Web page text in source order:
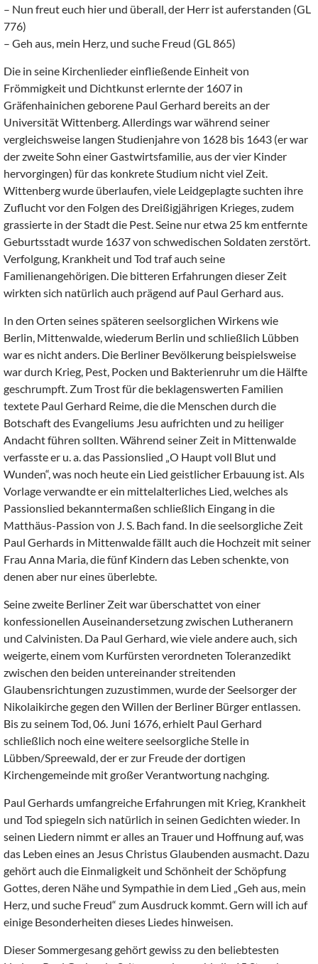
– Nun freut euch hier und überall, der Herr ist auferstanden (GL
776)
– Geh aus, mein Herz, und suche Freud (GL 865)
Die in seine Kirchenlieder einfließende Einheit von
Frömmigkeit und Dichtkunst erlernte der 1607 in
Gräfenhainichen geborene Paul Gerhard bereits an der
Universität Wittenberg. Allerdings war während seiner
vergleichsweise langen Studienjahre von 1628 bis 1643 (er war
der zweite Sohn einer Gastwirtsfamilie, aus der vier Kinder
hervorgingen) für das konkrete Studium nicht viel Zeit.
Wittenberg wurde überlaufen, viele Leidgeplagte suchten ihre
Zuflucht vor den Folgen des Dreißigjährigen Krieges, zudem
grassierte in der Stadt die Pest. Seine nur etwa 25 km entfernte
Geburtsstadt wurde 1637 von schwedischen Soldaten zerstört.
Verfolgung, Krankheit und Tod traf auch seine
Familienangehörigen. Die bitteren Erfahrungen dieser Zeit
wirkten sich natürlich auch prägend auf Paul Gerhard aus.
In den Orten seines späteren seelsorglichen Wirkens wie
Berlin, Mittenwalde, wiederum Berlin und schließlich Lübben
war es nicht anders. Die Berliner Bevölkerung beispielsweise
war durch Krieg, Pest, Pocken und Bakterienruhr um die Hälfte
geschrumpft. Zum Trost für die beklagenswerten Familien
textete Paul Gerhard Reime, die die Menschen durch die
Botschaft des Evangeliums Jesu aufrichten und zu heiliger
Andacht führen sollten. Während seiner Zeit in Mittenwalde
verfasste er u. a. das Passionslied „O Haupt voll Blut und
Wunden“, was noch heute ein Lied geistlicher Erbauung ist. Als
Vorlage verwandte er ein mittelalterliches Lied, welches als
Passionslied bekanntermaßen schließlich Eingang in die
Matthäus-Passion von J. S. Bach fand. In die seelsorgliche Zeit
Paul Gerhards in Mittenwalde fällt auch die Hochzeit mit seiner
Frau Anna Maria, die fünf Kindern das Leben schenkte, von
denen aber nur eines überlebte.
Seine zweite Berliner Zeit war überschattet von einer
konfessionellen Auseinandersetzung zwischen Lutheranern
und Calvinisten. Da Paul Gerhard, wie viele andere auch, sich
weigerte, einem vom Kurfürsten verordneten Toleranzedikt
zwischen den beiden untereinander streitenden
Glaubensrichtungen zuzustimmen, wurde der Seelsorger der
Nikolaikirche gegen den Willen der Berliner Bürger entlassen.
Bis zu seinem Tod, 06. Juni 1676, erhielt Paul Gerhard
schließlich noch eine weitere seelsorgliche Stelle in
Lübben/Spreewald, der er zur Freude der dortigen
Kirchengemeinde mit großer Verantwortung nachging.
Paul Gerhards umfangreiche Erfahrungen mit Krieg, Krankheit
und Tod spiegeln sich natürlich in seinen Gedichten wieder. In
seinen Liedern nimmt er alles an Trauer und Hoffnung auf, was
das Leben eines an Jesus Christus Glaubenden ausmacht. Dazu
gehört auch die Einmaligkeit und Schönheit der Schöpfung
Gottes, deren Nähe und Sympathie in dem Lied „Geh aus, mein
Herz, und suche Freud“ zum Ausdruck kommt. Gern will ich auf
einige Besonderheiten dieses Liedes hinweisen.
Dieser Sommergesang gehört gewiss zu den beliebtesten